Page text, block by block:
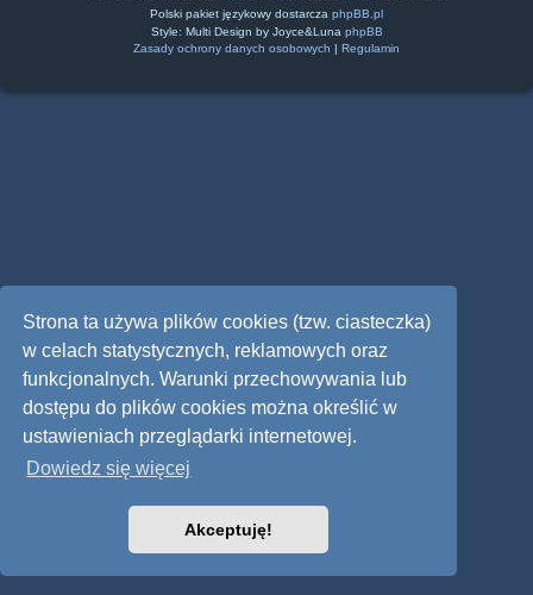
Strona ta używa plików cookies (tzw. ciasteczka)
w celach statystycznych, reklamowych oraz
funkcjonalnych. Warunki przechowywania lub
dostępu do plików cookies można określić w
ustawieniach przeglądarki internetowej.
Dowiedz się więcej
Akceptuję!
Polski pakiet językowy dostarcza phpBB.pl
Style: Multi Design by Joyce&Luna phpBB
Zasady ochrony danych osobowych | Regulamin